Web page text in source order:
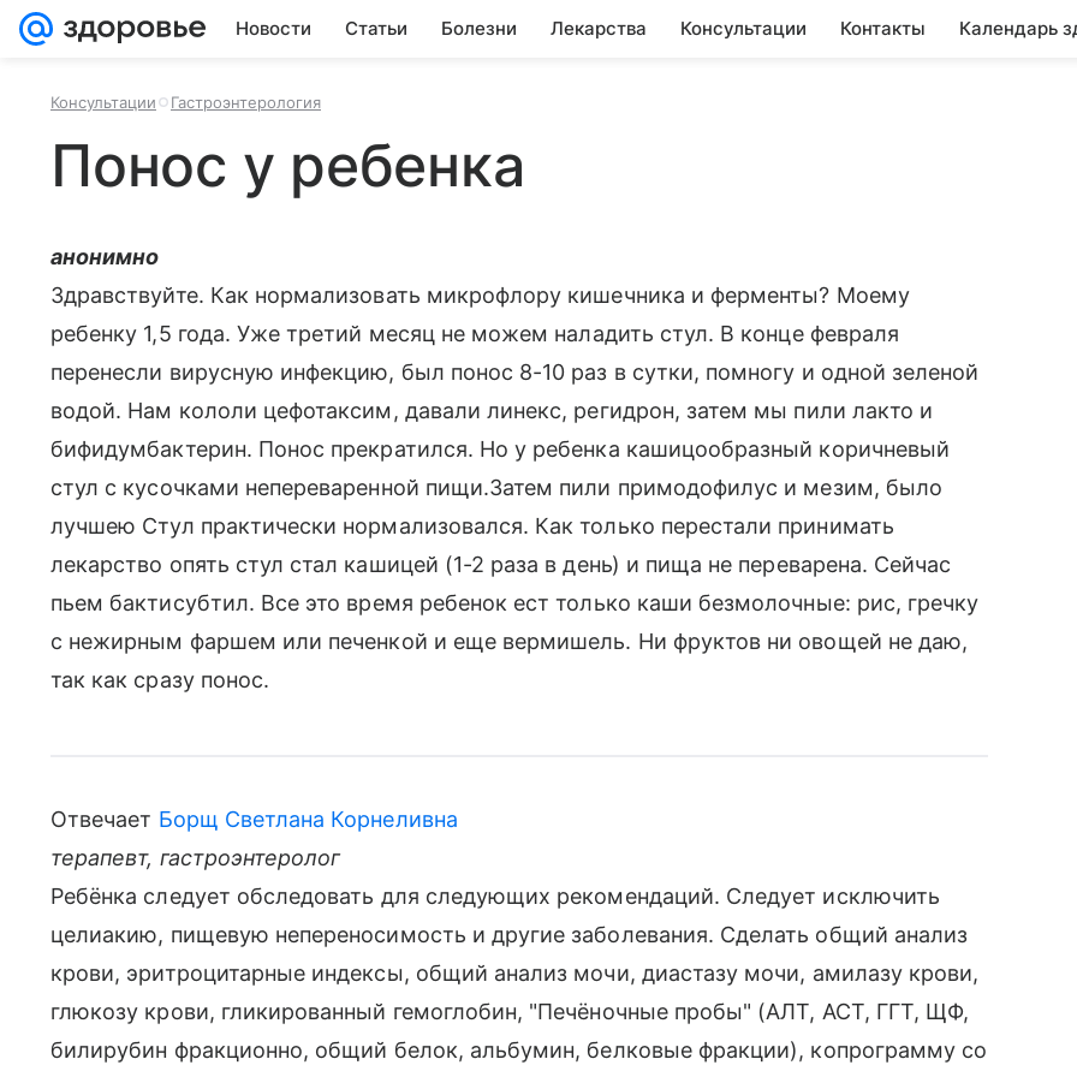
Новости Статьи Болезни Лекарства Консультации Контакты Календарь
Консультации Гастроэнтерология
Понос у ребенка
анонимно
Здравствуйте. Как нормализовать микрофлору кишечника и ферменты? Моему
ребенку 1,5 года. Уже третий месяц не можем наладить стул. В конце февраля
перенесли вирусную инфекцию, был понос 8-10 раз в сутки, помногу и одной зеленой
водой. Нам кололи цефотаксим, давали линекс, регидрон, затем мы пили лакто и
бифидумбактерин. Понос прекратился. Но у ребенка кашицообразный коричневый
стул с кусочками непереваренной пищи.Затем пили примодофилус и мезим, было
лучшею Стул практически нормализовался. Как только перестали принимать
лекарство опять стул стал кашицей (1-2 раза в день) и пища не переварена. Сейчас
пьем бактисубтил. Все это время ребенок ест только каши безмолочные: рис, гречку
с нежирным фаршем или печенкой и еще вермишель. Ни фруктов ни овощей не даю,
так как сразу понос.
Отвечает Борщ Светлана Корнеливна
терапевт, гастроэнтеролог
Ребёнка следует обследовать для следующих рекомендаций. Следует исключить
целиакию, пищевую непереносимость и другие заболевания. Сделать общий анализ
крови, эритроцитарные индексы, общий анализ мочи, диастазу мочи, амилазу крови,
глюкозу крови, гликированный гемоглобин, "Печёночные пробы" (АЛТ, АСТ, ГГТ, ЩФ,
билирубин фракционно, общий белок, альбумин, белковые фракции), копрограмму cо